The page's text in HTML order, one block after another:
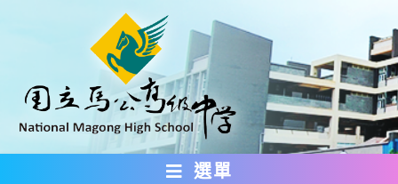
內
選單